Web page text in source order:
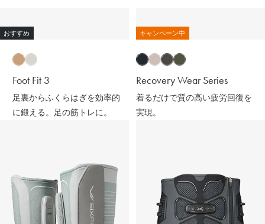
おすすめ
Foot Fit 3
足裏からふくらはぎを効率的
に鍛える。足の筋トレに。
キャンペーン中
Recovery Wear Series
着るだけで質の高い疲労回復を
実現。